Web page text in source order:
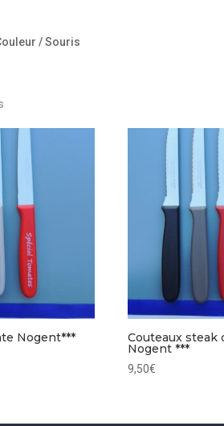
/ Souris
plus
ancien
Nogent*** Couteaux steak
Nogent ***
9,50€